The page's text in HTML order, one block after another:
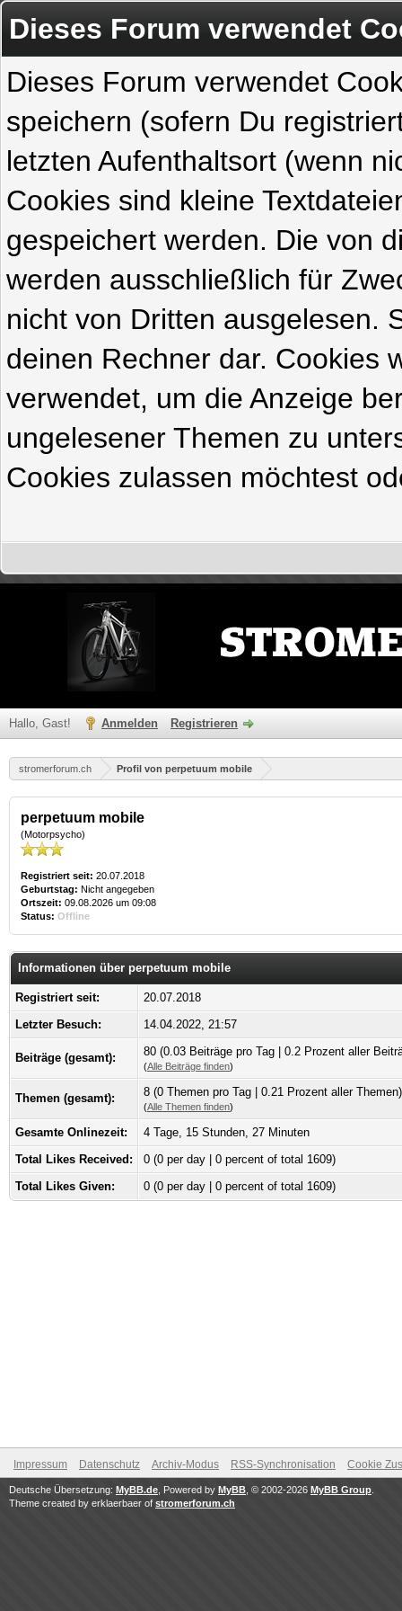
Dieses Forum verwendet
Dieses Forum verwendet
speichern (sofern Du
letzten Aufenthaltsort (wenn
Cookies sind kleine
gespeichert werden. Die von
werden ausschließlich für
nicht von Dritten ausgelesen.
deinen Rechner dar. Cookies
verwendet, um die Anzeige
ungelesener Themen zu
Cookies zulassen möchtest
Hallo, Gast! Anmelden Registrieren
stromerforum.ch Profil von perpetuum mobile
perpetuum mobile
(Motorpsycho)
Registriert seit: 20.07.2018
Geburtstag: Nicht angegeben
Ortszeit: 09.08.2026 um 09:08
Status: Offline
Informationen über perpetuum mobile
Registriert seit:
20.07.2018
Letzter Besuch:
14.04.2022, 21:57
Beiträge (gesamt): 80 (0.03 Beiträge pro Tag | 0.2 Prozent aller
(Alle Beiträge finden)
Themen (gesamt): 8 (0 Themen pro Tag | 0.21 Prozent aller Themen)
(Alle Themen finden)
Gesamte Onlinezeit:
4 Tage, 15 Stunden, 27 Minuten
Total Likes Received:
0 (0 per day | 0 percent of total 1609)
Total Likes Given:
0 (0 per day | 0 percent of total 1609)
Impressum Datenschutz Archiv-Modus RSS-Synchronisation Cookie
Deutsche Übersetzung: MyBB.de , Powered by MyBB , © 2002-2026 MyBB Group
Theme created by erklaerbaer of stromerforum.ch